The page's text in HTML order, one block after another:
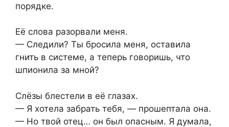
порядке.
Её слова разорвали меня.
— Следили? Ты бросила меня, оставила
гнить в системе, а теперь говоришь, что
шпионила за мной?
Слёзы блестели в её глазах.
— Я хотела забрать тебя, — прошептала она.
— Но твой отец… он был опасным. Я думала,